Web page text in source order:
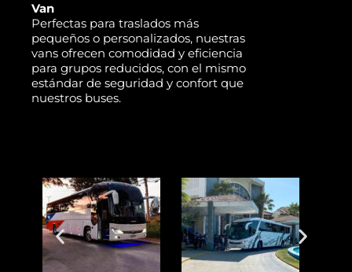
Van
Perfectas para traslados más
pequeños o personalizados, nuestras
vans ofrecen comodidad y eficiencia
para grupos reducidos, con el mismo
estándar de seguridad y confort que
nuestros buses.